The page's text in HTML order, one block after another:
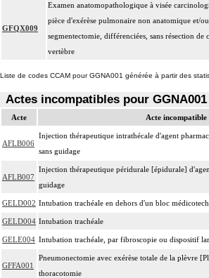
GFQX009
Examen anatomopathologique à visée
pièce d'exérèse pulmonaire non anatomique et/
segmentectomie, différenciées, sans résection de
vertèbre
Liste de codes CCAM pour GGNA001 générée à partir des
Actes incompatibles pour
Acte Acte incompatible
AFLB006
Injection thérapeutique intrathécale d'agent
sans guidage
AFLB007
Injection thérapeutique péridurale [épidurale]
guidage
GELD002 Intubation trachéale en dehors d'un bloc
GELD004 Intubation trachéale
GELE004 Intubation trachéale, par fibroscopie ou dispositif
GFFA001
Pneumonectomie avec exérèse totale de la plèvre
thoracotomie